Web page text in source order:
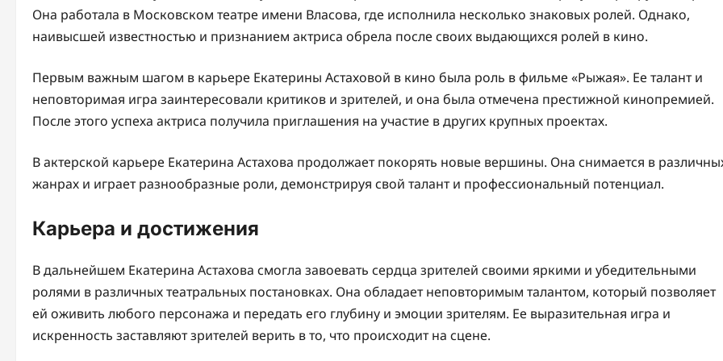
Она работала в Московском театре имени Власова, где исполнила несколько знаковых ролей. Однако,
наивысшей известностью и признанием актриса обрела после своих выдающихся ролей в кино.
Первым важным шагом в карьере Екатерины Астаховой в кино была роль в фильме «Рыжая». Ее талант и
неповторимая игра заинтересовали критиков и зрителей, и она была отмечена престижной кинопремией.
После этого успеха актриса получила приглашения на участие в других крупных проектах.
В актерской карьере Екатерина Астахова продолжает покорять новые вершины. Она снимается в
жанрах и играет разнообразные роли, демонстрируя свой талант и профессиональный потенциал.
Карьера и достижения
В дальнейшем Екатерина Астахова смогла завоевать сердца зрителей своими яркими и убедительными
ролями в различных театральных постановках. Она обладает неповторимым талантом, который позволяет
ей оживить любого персонажа и передать его глубину и эмоции зрителям. Ее выразительная игра и
искренность заставляют зрителей верить в то, что происходит на сцене.